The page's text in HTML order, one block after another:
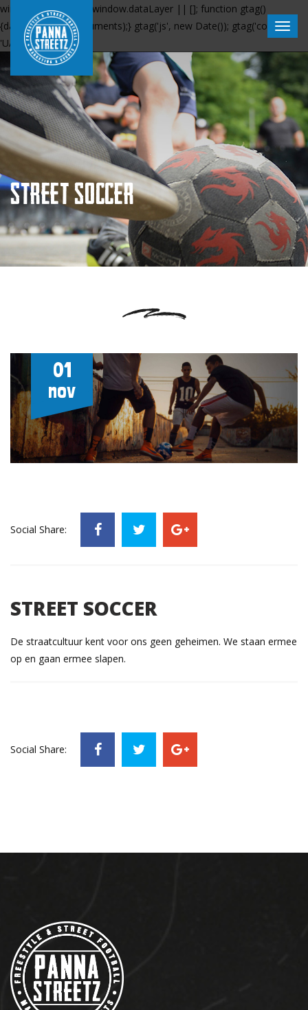
window.dataLayer = window.dataLayer || []; function gtag()
{dataLayer.push(arguments);} gtag('js', new Date()); gtag('config',
'UA-120837335-1');
STREET SOCCER
01
nov
Social Share:
STREET SOCCER
De straatcultuur kent voor ons geen geheimen. We staan ermee
op en gaan ermee slapen.
Social Share: